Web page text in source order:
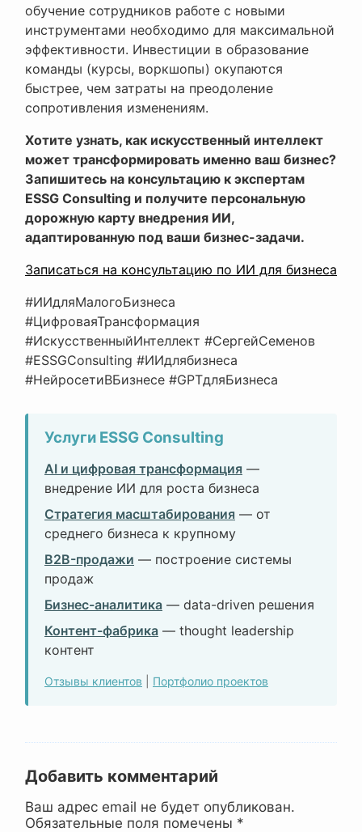
обучение сотрудников работе с новыми
инструментами необходимо для максимальной
эффективности. Инвестиции в образование
команды (курсы, воркшопы) окупаются
быстрее, чем затраты на преодоление
сопротивления изменениям.
Хотите узнать, как искусственный интеллект
может трансформировать именно ваш бизнес?
Запишитесь на консультацию к экспертам
ESSG Consulting и получите персональную
дорожную карту внедрения ИИ,
адаптированную под ваши бизнес-задачи.
Записаться на консультацию по ИИ для бизнеса
#ИИдляМалогоБизнеса
#ЦифроваяТрансформация
#ИскусственныйИнтеллект #СергейСеменов
#ESSGConsulting #ИИдлябизнеса
#НейросетиВБизнесе #GPTдляБизнеса
Услуги ESSG Consulting
AI и цифровая трансформация —
внедрение ИИ для роста бизнеса
Стратегия масштабирования — от
среднего бизнеса к крупному
B2B-продажи — построение системы
продаж
Бизнес-аналитика — data-driven решения
Контент-фабрика — thought leadership
контент
Отзывы клиентов Портфолио проектов
Добавить комментарий
Ваш адрес email не будет опубликован.
Обязательные поля помечены *